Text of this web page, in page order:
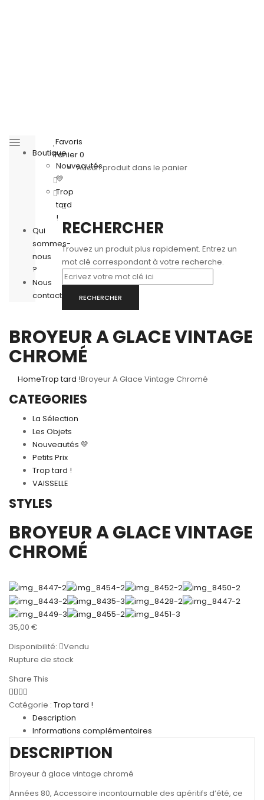
Boutique
Nouveautés
💛
Trop
tard
!
Qui
sommes-
nous
?
Nous
contacter
Favoris
Panier0
Aucun produit dans le panier
RECHERCHER
Trouvez un produit plus rapidement. Entrez un
mot clé correspondant à votre recherche.
RECHERCHER
BROYEUR A GLACE VINTAGE
CHROMÉ
HomeTrop tard !Broyeur A Glace Vintage Chromé
CATEGORIES
La Sélection
Les Objets
Nouveautés 💛
Petits Prix
Trop tard !
VAISSELLE
STYLES
BROYEUR A GLACE VINTAGE
CHROMÉ
35,00 €
Disponibilité:
Vendu
Rupture de stock
Share This
Catégorie : Trop tard !
Description
Informations complémentaires
DESCRIPTION
Broyeur à glace vintage chromé
Années 80, Accessoire incontournable des apéritifs d’été, ce